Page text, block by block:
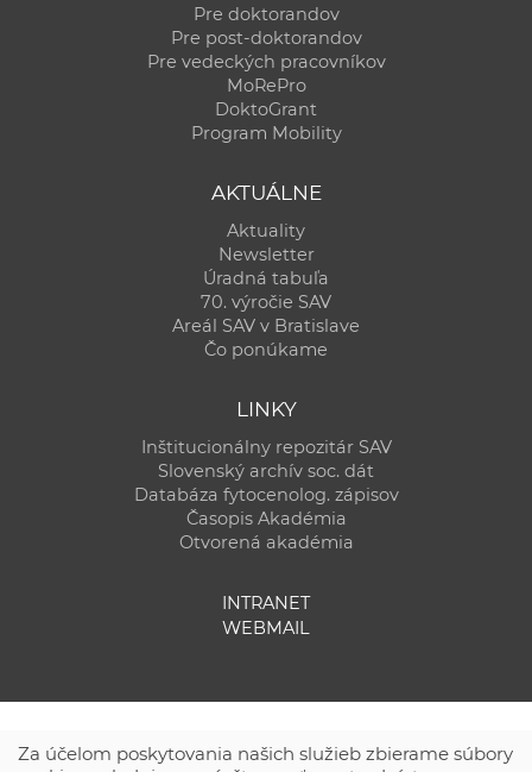
Pre doktorandov
Pre post-doktorandov
Pre vedeckých pracovníkov
MoRePro
DoktoGrant
Program Mobility
AKTUÁLNE
Aktuality
Newsletter
Úradná tabuľa
70. výročie SAV
Areál SAV v Bratislave
Čo ponúkame
LINKY
Inštitucionálny repozitár SAV
Slovenský archív soc. dát
Databáza fytocenolog. zápisov
Časopis Akadémia
Otvorená akadémia
INTRANET
WEBMAIL
Za účelom poskytovania našich služieb zbierame súbory